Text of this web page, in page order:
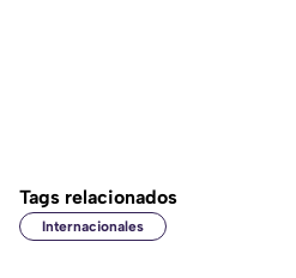
Tags relacionados
Internacionales